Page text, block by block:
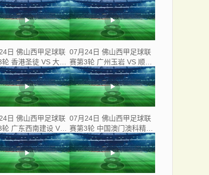
场录像
薪火 全场录像
日 佛山西甲足球联
香港圣徒 VS 大塘
场录像
07月24日 佛山西甲足球联
赛第3轮 广州玉岩 VS 顺德
新青年 全场录像
日 佛山西甲足球联
广东西南建设 VS
街道 全场录像
07月24日 佛山西甲足球联
赛第3轮 中国澳门澳科精英
VS 藝品高國際 全场录像